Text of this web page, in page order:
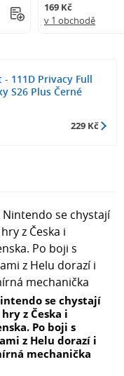
169 Kč
v 1 obchodě
111D Privacy Full
S26 Plus Černé
229 Kč
se chystají
z Česka i
Po boji s
z Helu dorazí i
mechanička